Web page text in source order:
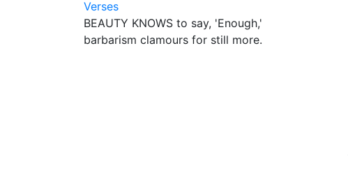
Verses
BEAUTY KNOWS to say, 'Enough,'
barbarism clamours for still more.